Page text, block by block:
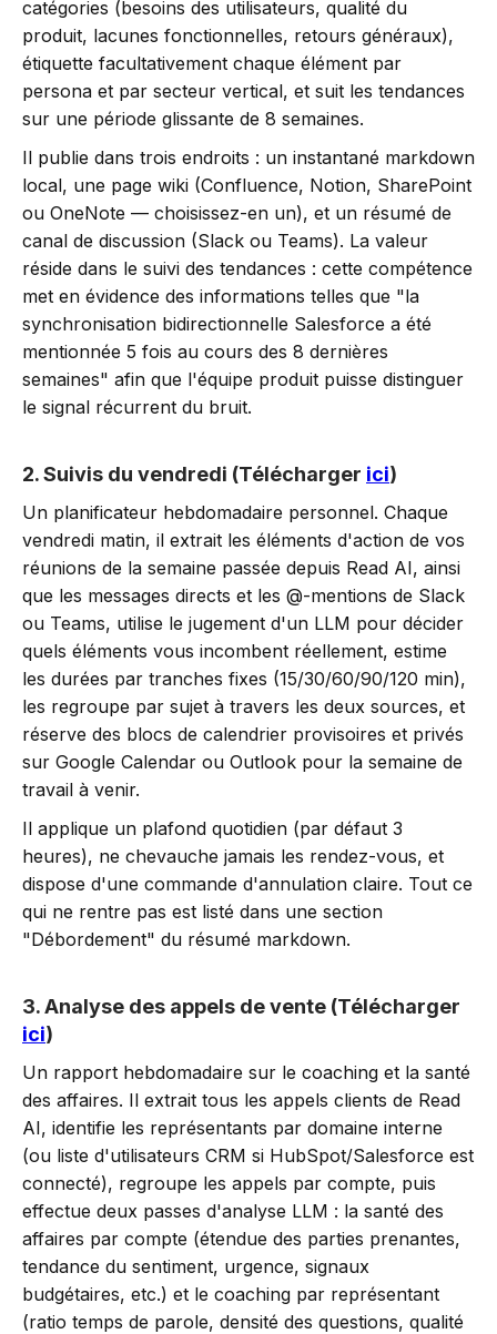
catégories (besoins des utilisateurs, qualité du
produit, lacunes fonctionnelles, retours généraux),
étiquette facultativement chaque élément par
persona et par secteur vertical, et suit les tendances
sur une période glissante de 8 semaines.
Il publie dans trois endroits : un instantané markdown
local, une page wiki (Confluence, Notion, SharePoint
ou OneNote — choisissez-en un), et un résumé de
canal de discussion (Slack ou Teams). La valeur
réside dans le suivi des tendances : cette compétence
met en évidence des informations telles que "la
synchronisation bidirectionnelle Salesforce a été
mentionnée 5 fois au cours des 8 dernières
semaines" afin que l'équipe produit puisse distinguer
le signal récurrent du bruit.
2. Suivis du vendredi (Télécharger ici)
Un planificateur hebdomadaire personnel. Chaque
vendredi matin, il extrait les éléments d'action de vos
réunions de la semaine passée depuis Read AI, ainsi
que les messages directs et les @-mentions de Slack
ou Teams, utilise le jugement d'un LLM pour décider
quels éléments vous incombent réellement, estime
les durées par tranches fixes (15/30/60/90/120 min),
les regroupe par sujet à travers les deux sources, et
réserve des blocs de calendrier provisoires et privés
sur Google Calendar ou Outlook pour la semaine de
travail à venir.
Il applique un plafond quotidien (par défaut 3
heures), ne chevauche jamais les rendez-vous, et
dispose d'une commande d'annulation claire. Tout ce
qui ne rentre pas est listé dans une section
"Débordement" du résumé markdown.
3. Analyse des appels de vente (Télécharger
ici)
Un rapport hebdomadaire sur le coaching et la santé
des affaires. Il extrait tous les appels clients de Read
AI, identifie les représentants par domaine interne
(ou liste d'utilisateurs CRM si HubSpot/Salesforce est
connecté), regroupe les appels par compte, puis
effectue deux passes d'analyse LLM : la santé des
affaires par compte (étendue des parties prenantes,
tendance du sentiment, urgence, signaux
budgétaires, etc.) et le coaching par représentant
(ratio temps de parole, densité des questions, qualité